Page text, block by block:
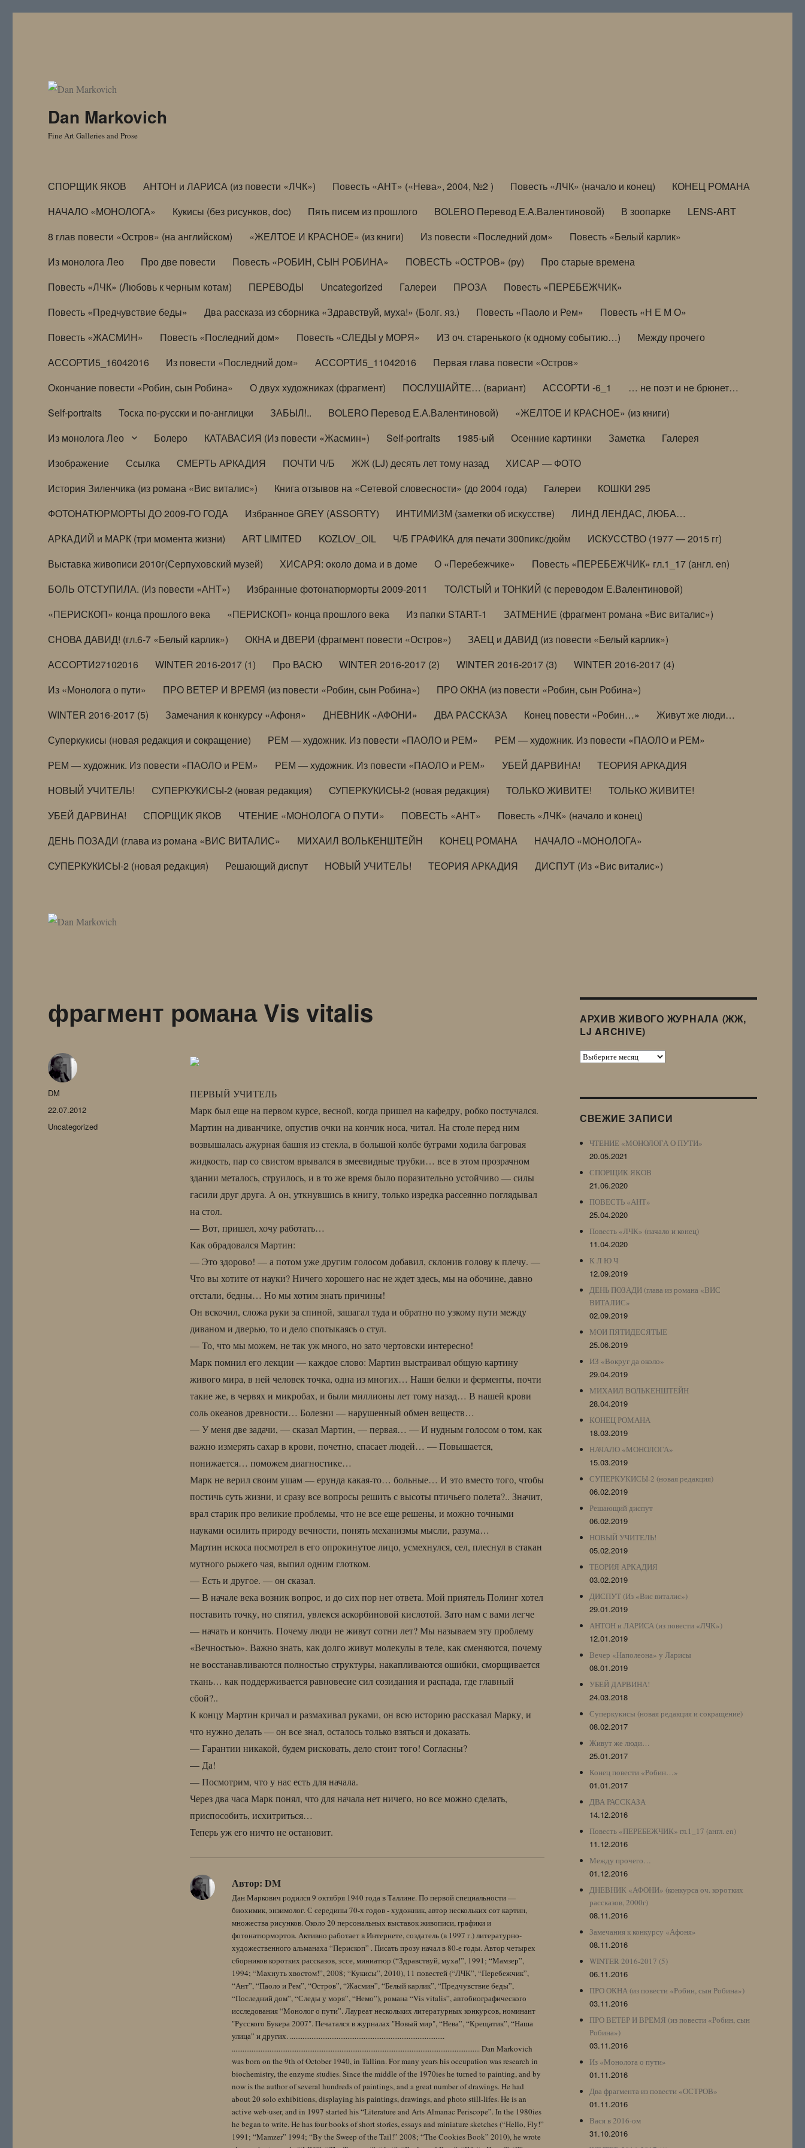
Dan Markovich
Fine Art Galleries and Prose
СПОРЩИК ЯКОВ АНТОН и ЛАРИСА (из повести «ЛЧК») Повесть «АНТ» («Нева», 2004, №2 ) Повесть «ЛЧК» (начало и конец)
КОНЕЦ РОМАНА
НАЧАЛО «МОНОЛОГА»
Кукисы (без рисунков, doc) Пять писем из прошлого BOLERO Перевод Е.А.Валентиновой) В зоопарке
LENS-ART
8 глав повести «Остров» (на английском)
«ЖЕЛТОЕ И КРАСНОЕ» (из книги) Из повести «Последний дом»
Повесть «Белый карлик»
Из монолога Лео
Про две повести Повесть «РОБИН, СЫН РОБИНА» ПОВЕСТЬ «ОСТРОВ» (ру)
Про старые времена
Повесть «ЛЧК» (Любовь к черным котам)
ПЕРЕВОДЫ Uncategorized Галереи ПРОЗА
Повесть «ПЕРЕБЕЖЧИК»
Повесть «Предчувствие беды»
Два рассказа из сборника «Здравствуй, муха!» (Болг. яз.) Повесть «Паоло и Рем»
Повесть «Н Е М О»
Повесть «ЖАСМИН»
Повесть «Последний дом» Повесть «СЛЕДЫ у МОРЯ» ИЗ оч. старенького (к одному событию…)
Между прочего
АССОРТИ5_16042016
Из повести «Последний дом» АССОРТИ5_11042016
Первая глава повести «Остров»
Окончание повести «Робин, сын Робина»
О двух художниках (фрагмент) ПОСЛУШАЙТЕ… (вариант) АССОРТИ -6_1
… не поэт и не брюнет…
Self-portraits
Тоска по-русски и по-англицки ЗАБЫЛ!.. BOLERO Перевод Е.А.Валентиновой)
«ЖЕЛТОЕ И КРАСНОЕ» (из книги)
Из монолога Лео
Болеро КАТАВАСИЯ (Из повести «Жасмин») Self-portraits 1985-ый Осенние картинки Заметка
Галерея
Изображение
Ссылка СМЕРТЬ АРКАДИЯ ПОЧТИ Ч/Б ЖЖ (LJ) десять лет тому назад
ХИСАР — ФОТО
История Зиленчика (из романа «Вис виталис»)
Книга отзывов на «Сетевой словесности» (до 2004 года) Галереи
КОШКИ 295
ФОТОНАТЮРМОРТЫ ДО 2009-ГО ГОДА
Избранное GREY (ASSORTY) ИНТИМИЗМ (заметки об искусстве)
ЛИНД ЛЕНДАС, ЛЮБА…
АРКАДИЙ и МАРК (три момента жизни)
ART LIMITED KOZLOV_OIL Ч/Б ГРАФИКА для печати 300пикс/дюйм
ИСКУССТВО (1977 — 2015 гг)
Выставка живописи 2010г(Серпуховский музей)
ХИСАРЯ: около дома и в доме О «Перебежчике»
Повесть «ПЕРЕБЕЖЧИК» гл.1_17 (англ. en)
БОЛЬ ОТСТУПИЛА. (Из повести «АНТ»)
Избранные фотонатюрморты 2009-2011
ТОЛСТЫЙ и ТОНКИЙ (с переводом Е.Валентиновой)
«ПЕРИСКОП» конца прошлого века
«ПЕРИСКОП» конца прошлого века Из папки START-1
ЗАТМЕНИЕ (фрагмент романа «Вис виталис»)
СНОВА ДАВИД! (гл.6-7 «Белый карлик»)
ОКНА и ДВЕРИ (фрагмент повести «Остров»)
ЗАЕЦ и ДАВИД (из повести «Белый карлик»)
АССОРТИ27102016
WINTER 2016-2017 (1) Про ВАСЮ WINTER 2016-2017 (2) WINTER 2016-2017 (3)
WINTER 2016-2017 (4)
Из «Монолога о пути»
ПРО ВЕТЕР И ВРЕМЯ (из повести «Робин, сын Робина»)
ПРО ОКНА (из повести «Робин, сын Робина»)
WINTER 2016-2017 (5)
Замечания к конкурсу «Афоня» ДНЕВНИК «АФОНИ» ДВА РАССКАЗА Конец повести «Робин…»
Живут же люди…
Суперкукисы (новая редакция и сокращение)
РЕМ — художник. Из повести «ПАОЛО и РЕМ»
РЕМ — художник. Из повести «ПАОЛО и РЕМ»
РЕМ — художник. Из повести «ПАОЛО и РЕМ»
РЕМ — художник. Из повести «ПАОЛО и РЕМ» УБЕЙ ДАРВИНА!
ТЕОРИЯ АРКАДИЯ
НОВЫЙ УЧИТЕЛЬ!
СУПЕРКУКИСЫ-2 (новая редакция) СУПЕРКУКИСЫ-2 (новая редакция) ТОЛЬКО ЖИВИТЕ!
ТОЛЬКО ЖИВИТЕ!
УБЕЙ ДАРВИНА!
СПОРЩИК ЯКОВ ЧТЕНИЕ «МОНОЛОГА О ПУТИ» ПОВЕСТЬ «АНТ»
Повесть «ЛЧК» (начало и конец)
ДЕНЬ ПОЗАДИ (глава из романа «ВИС ВИТАЛИС»
МИХАИЛ ВОЛЬКЕНШТЕЙН КОНЕЦ РОМАНА
НАЧАЛО «МОНОЛОГА»
СУПЕРКУКИСЫ-2 (новая редакция)
Решающий диспут НОВЫЙ УЧИТЕЛЬ! ТЕОРИЯ АРКАДИЯ ДИСПУТ (Из «Вис виталис»)
фрагмент романа Vis vitalis
ПЕРВЫЙ УЧИТЕЛЬ
Марк был еще на первом курсе, весной, когда пришел на кафедру, робко постучался.
Мартин на диванчике, опустив очки на кончик носа, читал. На столе перед ним
возвышалась ажурная башня из стекла, в большой колбе буграми ходила багровая
жидкость, пар со свистом врывался в змеевидные трубки… все в этом прозрачном
здании металось, струилось, и в то же время было поразительно устойчиво — силы
гасили друг друга. А он, уткнувшись в книгу, только изредка рассеянно поглядывал
на стол.
— Вот, пришел, хочу работать…
Как обрадовался Мартин:
— Это здорово! — а потом уже другим голосом добавил, склонив голову к плечу. —
Что вы хотите от науки? Ничего хорошего нас не ждет здесь, мы на обочине, давно
отстали, бедны… Но мы хотим знать причины!
Он вскочил, сложа руки за спиной, зашагал туда и обратно по узкому пути между
диваном и дверью, то и дело спотыкаясь о стул.
— То, что мы можем, не так уж много, но зато чертовски интересно!
Марк помнил его лекции — каждое слово: Мартин выстраивал общую картину
живого мира, в ней человек точка, одна из многих… Наши белки и ферменты, почти
такие же, в червях и микробах, и были миллионы лет тому назад… В нашей крови
соль океанов древности… Болезни — нарушенный обмен веществ…
— У меня две задачи, — сказал Мартин, — первая… — И нудным голосом о том, как
важно измерять сахар в крови, почетно, спасает людей… — Повышается,
понижается… поможем диагностике…
Марк не верил своим ушам — ерунда какая-то… больные… И это вместо того, чтобы
постичь суть жизни, и сразу все вопросы решить с высоты птичьего полета?.. Значит,
врал старик про великие проблемы, что не все еще решены, и можно точными
науками осилить природу вечности, понять механизмы мысли, разума…
Мартин искоса посмотрел в его опрокинутое лицо, усмехнулся, сел, плеснул в стакан
мутного рыжего чая, выпил одним глотком.
— Есть и другое. — он сказал.
— В начале века возник вопрос, и до сих пор нет ответа. Мой приятель Полинг хотел
поставить точку, но спятил, увлекся аскорбиновой кислотой. Зато нам с вами легче
— начать и кончить. Почему люди не живут сотни лет? Мы называем эту проблему
«Вечностью». Важно знать, как долго живут молекулы в теле, как сменяются, почему
не восстанавливаются полностью структуры, накапливаются ошибки, сморщивается
ткань… как поддерживается равновесие сил созидания и распада, где главный
сбой?..
К концу Мартин кричал и размахивал руками, он всю историю рассказал Марку, и
что нужно делать — он все знал, осталось только взяться и доказать.
— Гарантии никакой, будем рисковать, дело стоит того! Согласны?
— Да!
— Посмотрим, что у нас есть для начала.
Через два часа Марк понял, что для начала нет ничего, но все можно сделать,
приспособить, исхитриться…
Теперь уж его ничто не остановит.
Автор: DM
Дан Маркович родился 9 октября 1940 года в Таллине. По первой специальности —
биохимик, энзимолог. С середины 70-х годов - художник, автор нескольких сот картин,
множества рисунков. Около 20 персональных выставок живописи, графики и
фотонатюрмортов. Активно работает в Интернете, создатель (в 1997 г.) литературно-
художественного альманаха “Перископ” . Писать прозу начал в 80-е годы. Автор четырех
сборников коротких рассказов, эссе, миниатюр (“Здравствуй, муха!”, 1991; “Мамзер”,
1994; “Махнуть хвостом!”, 2008; “Кукисы”, 2010), 11 повестей (“ЛЧК”, “Перебежчик”,
“Ант”, “Паоло и Рем”, “Остров”, “Жасмин”, “Белый карлик”, “Предчувствие беды”,
“Последний дом”, “Следы у моря”, “Немо”), романа “Vis vitalis”, автобиографического
исследования “Монолог о пути”. Лауреат нескольких литературных конкурсов, номинант
"Русского Букера 2007". Печатался в журналах "Новый мир", “Нева”, “Крещатик”, “Наша
улица” и других. ......................................................................................
.......................................................................................................................................... Dan Markovich
was born on the 9th of October 1940, in Tallinn. For many years his occupation was research in
biochemistry, the enzyme studies. Since the middle of the 1970ies he turned to painting, and by
now is the author of several hundreds of paintings, and a great number of drawings. He had
about 20 solo exhibitions, displaying his paintings, drawings, and photo still-lifes. He is an
active web-user, and in 1997 started his “Literature and Arts Almanac Periscope”. In the 1980ies
he began to write. He has four books of short stories, essays and miniature sketches (“Hello, Fly!”
1991; “Mamzer” 1994; “By the Sweep of the Tail!” 2008; “The Cookies Book” 2010), he wrote
Автор
DM
Опубликовано
22.07.2012
Рубрики
Uncategorized
АРХИВ ЖИВОГО ЖУРНАЛА (ЖЖ,
LJ ARCHIVE)
Архив
Archive)
СВЕЖИЕ ЗАПИСИ
ЧТЕНИЕ «МОНОЛОГА О ПУТИ»
20.05.2021
СПОРЩИК ЯКОВ
21.06.2020
ПОВЕСТЬ «АНТ»
25.04.2020
Повесть «ЛЧК» (начало и конец)
11.04.2020
К Л Ю Ч
12.09.2019
ДЕНЬ ПОЗАДИ (глава из романа «ВИС
ВИТАЛИС»
02.09.2019
МОИ ПЯТИДЕСЯТЫЕ
25.06.2019
ИЗ «Вокруг да около»
29.04.2019
МИХАИЛ ВОЛЬКЕНШТЕЙН
28.04.2019
КОНЕЦ РОМАНА
18.03.2019
НАЧАЛО «МОНОЛОГА»
15.03.2019
СУПЕРКУКИСЫ-2 (новая редакция)
06.02.2019
Решающий диспут
06.02.2019
НОВЫЙ УЧИТЕЛЬ!
05.02.2019
ТЕОРИЯ АРКАДИЯ
03.02.2019
ДИСПУТ (Из «Вис виталис»)
29.01.2019
АНТОН и ЛАРИСА (из повести «ЛЧК»)
12.01.2019
Вечер «Наполеона» у Ларисы
08.01.2019
УБЕЙ ДАРВИНА!
24.03.2018
Суперкукисы (новая редакция и сокращение)
08.02.2017
Живут же люди…
25.01.2017
Конец повести «Робин…»
01.01.2017
ДВА РАССКАЗА
14.12.2016
Повесть «ПЕРЕБЕЖЧИК» гл.1_17 (англ. en)
11.12.2016
Между прочего…
01.12.2016
ДНЕВНИК «АФОНИ» (конкурса оч. коротких
рассказов, 2000г)
08.11.2016
Замечания к конкурсу «Афоня»
08.11.2016
WINTER 2016-2017 (5)
06.11.2016
ПРО ОКНА (из повести «Робин, сын Робина»)
03.11.2016
ПРО ВЕТЕР И ВРЕМЯ (из повести «Робин, сын
Робина»)
03.11.2016
Из «Монолога о пути»
01.11.2016
Два фрагмента из повести «ОСТРОВ»
01.11.2016
Вася в 2016-ом
31.10.2016